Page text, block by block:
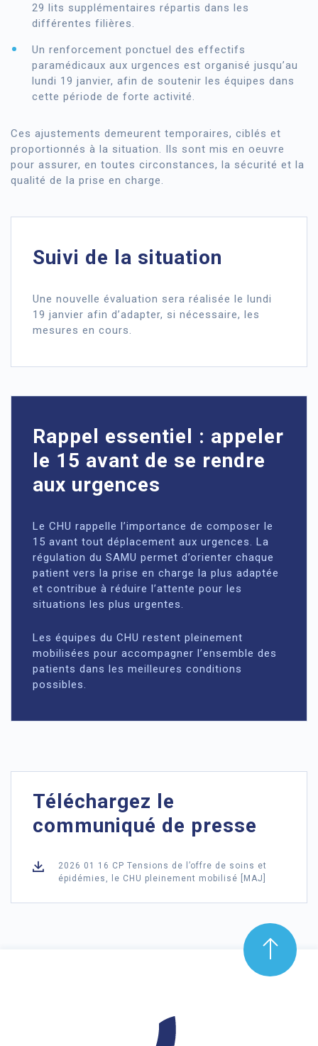
29 lits supplémentaires répartis dans les
différentes filières.
Un renforcement ponctuel des effectifs
paramédicaux aux urgences est organisé jusqu’au
lundi 19 janvier, afin de soutenir les équipes dans
cette période de forte activité.
Ces ajustements demeurent temporaires, ciblés et
proportionnés à la situation. Ils sont mis en oeuvre
pour assurer, en toutes circonstances, la sécurité et la
qualité de la prise en charge.
Suivi de la situation
Une nouvelle évaluation sera réalisée le lundi
19 janvier afin d’adapter, si nécessaire, les
mesures en cours.
Rappel essentiel : appeler
le 15 avant de se rendre
aux urgences
Le CHU rappelle l’importance de composer le
15 avant tout déplacement aux urgences. La
régulation du SAMU permet d’orienter chaque
patient vers la prise en charge la plus adaptée
et contribue à réduire l’attente pour les
situations les plus urgentes.
Les équipes du CHU restent pleinement
mobilisées pour accompagner l’ensemble des
patients dans les meilleures conditions
possibles.
Téléchargez le
communiqué de presse
2026 01 16 CP Tensions de l’offre de soins et
épidémies, le CHU pleinement mobilisé [MAJ]